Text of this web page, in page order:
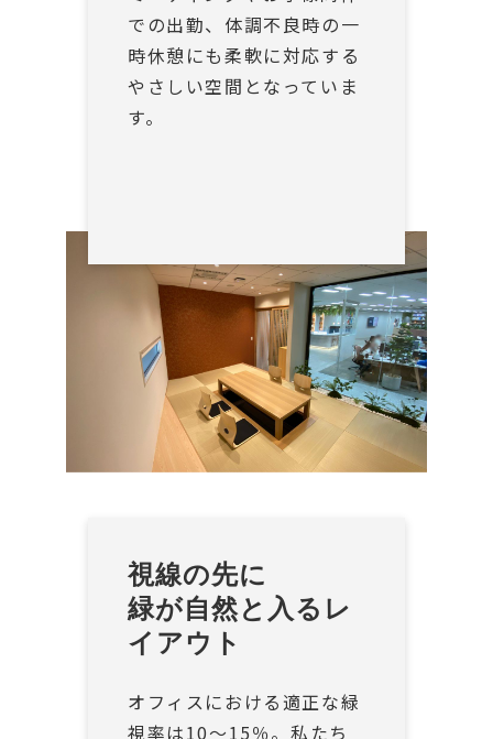
での出勤、体調不良時の一
時休憩にも柔軟に対応する
やさしい空間となっていま
す。
視線の先に
緑が自然と入るレ
イアウト
オフィスにおける適正な緑
視率は10〜15％。私たち